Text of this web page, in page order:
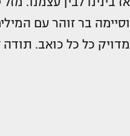
וסיימה בר זוהר עם
מדויק כל כל כואב. תודה